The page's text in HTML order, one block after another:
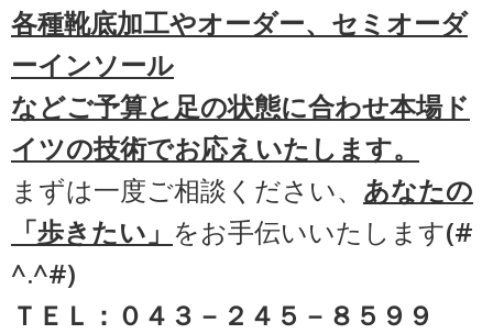
各種靴底加工やオーダー、セミオーダ
ーインソール
などご予算と足の状態に合わせ本場ド
イツの技術でお応えいたします。
まずは一度ご相談ください、 あなたの
「歩きたい」 をお手伝いいたします(#
^.^#)
ＴＥＬ：０４３－２４５－８５９９